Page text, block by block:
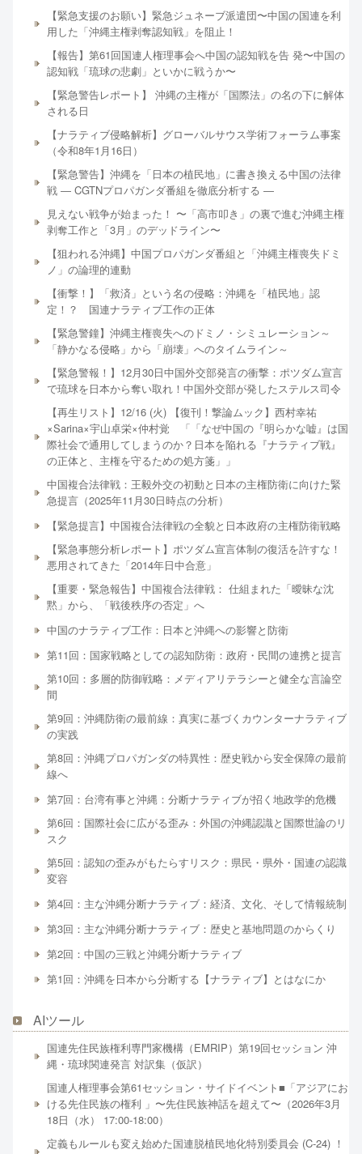
【緊急支援のお願い】緊急ジュネーブ派遣団〜中国の国連を利
用した「沖縄主権剥奪認知戦」を阻止！
【報告】第61回国連人権理事会へ中国の認知戦を告 発〜中国の
認知戦「琉球の悲劇」といかに戦うか〜
【緊急警告レポート】 沖縄の主権が「国際法」の名の下に解体
される日
【ナラティブ侵略解析】グローバルサウス学術フォーラム事案
（令和8年1月16日）
【緊急警告】沖縄を「日本の植民地」に書き換える中国の法律
戦 ― CGTNプロパガンダ番組を徹底分析する ―
見えない戦争が始まった！ 〜「高市叩き」の裏で進む沖縄主権
剥奪工作と「3月」のデッドライン〜
【狙われる沖縄】中国プロパガンダ番組と「沖縄主権喪失ドミ
ノ」の論理的連動
【衝撃！】「救済」という名の侵略：沖縄を「植民地」認
定！？ 国連ナラティブ工作の正体
【緊急警鐘】沖縄主権喪失へのドミノ・シミュレーション～
「静かなる侵略」から「崩壊」へのタイムライン～
【緊急警報！】12月30日中国外交部発言の衝撃：ポツダム宣言
で琉球を日本から奪い取れ！中国外交部が発したステルス司令
【再生リスト】12/16 (火) 【復刊！撃論ムック】西村幸祐
×Sarina×宇山卓栄×仲村覚 「「なぜ中国の『明らかな嘘』は国
際社会で通用してしまうのか？日本を陥れる『ナラティブ戦』
の正体と、主権を守るための処方箋」」
中国複合法律戦：王毅外交の初動と日本の主権防衛に向けた緊
急提言（2025年11月30日時点の分析）
【緊急提言】中国複合法律戦の全貌と日本政府の主権防衛戦略
【緊急事態分析レポート】ポツダム宣言体制の復活を許すな！
悪用されてきた「2014年日中合意」
【重要・緊急報告】中国複合法律戦： 仕組まれた「曖昧な沈
黙」から、「戦後秩序の否定」へ
中国のナラティブ工作：日本と沖縄への影響と防衛
第11回：国家戦略としての認知防衛：政府・民間の連携と提言
第10回：多層的防御戦略：メディアリテラシーと健全な言論空
間
第9回：沖縄防衛の最前線：真実に基づくカウンターナラティブ
の実践
第8回：沖縄プロパガンダの特異性：歴史戦から安全保障の最前
線へ
第7回：台湾有事と沖縄：分断ナラティブが招く地政学的危機
第6回：国際社会に広がる歪み：外国の沖縄認識と国際世論のリ
スク
第5回：認知の歪みがもたらすリスク：県民・県外・国連の認識
変容
第4回：主な沖縄分断ナラティブ：経済、文化、そして情報統制
第3回：主な沖縄分断ナラティブ：歴史と基地問題のからくり
第2回：中国の三戦と沖縄分断ナラティブ
第1回：沖縄を日本から分断する【ナラティブ】とはなにか
AIツール
国連先住民族権利専門家機構（EMRIP）第19回セッション 沖
縄・琉球関連発言 対訳集（仮訳）
国連人権理事会第61セッション・サイドイベント■「アジアにお
ける先住民族の権利 」〜先住民族神話を超えて〜（2026年3月
18日（水） 17:00-18:00）
定義もルールも変え始めた国連脱植民地化特別委員会 (C-24) ！